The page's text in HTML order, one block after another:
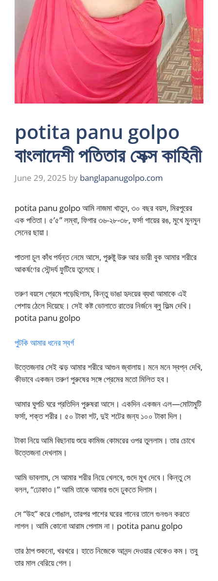
potita panu golpo
বাংলাদেশী পতিতার সেক্স কাহিনী
June 29, 2025 by banglapanugolpo.com
potita panu golpo আমি নাজমা খাতুন, ৩০ বছর বয়স, মিরপুরের
এক পতিতা। ৫’৫” লম্বা, ফিগার ৩৬-২৮-৩৮, ফর্সা গায়ের রঙ, মুখে মুনমুন
সেনের ছায়া।
পাতলা চুল কাঁধ পর্যন্ত নেমে আসে, পুরুষ্টু উরু আর ভারী বুক আমার শরীরে
আকর্ষণের সৌন্দর্য ফুটিয়ে তুলেছে।
তরুণ বয়সে প্রেমে পড়েছিলাম, কিন্তু ভাঙা হৃদয়ের ব্যথা আমাকে এই
পেশায় ঠেলে দিয়েছে। সেই কষ্ট ভোলাতে রাতের নির্জনে ব্লু ফিল্ম দেখি।
potita panu golpo
পুটকি আমার ধনের স্বর্গ
উত্তেজনার সেই ঝড় আমার শরীরে আগুন জ্বালায়। মনে মনে স্বপ্ন দেখি,
কীভাবে একজন তরুণ পুরুষের সঙ্গে প্রেমের মতো মিলিত হব।
আমার ঘুপচি ঘরে প্রতিদিন পুরুষরা আসে। একদিন একজন এল—মোটামুটি
ফর্সা, শক্ত শরীর। ৫০ টাকা শট, দুই শটের জন্য ১০০ টাকা দিল।
টাকা নিয়ে আমি বিছানায় শুয়ে কামিজ কোমরের ওপর তুললাম। তার চোখে
উত্তেজনা দেখলাম।
আমি ভাবলাম, সে আমার শরীর নিয়ে খেলবে, গুদে মুখ দেবে। কিন্তু সে
বলল, “ঢোকাও।” আমি তাকে আমার গুদে ঢুকতে দিলাম।
সে “উহ” করে গোঙাল, তারপর পাশের ঘরের গানের তালে গুনগুন করতে
লাগল। আমি কোনো আরাম পেলাম না। potita panu golpo
তার ঠাপ শুকনো, খরখরে। হাতে নিজেকে আনন্দ দেওয়ার থেকেও কম। তবু
তার মাল বেরিয়ে গেল।